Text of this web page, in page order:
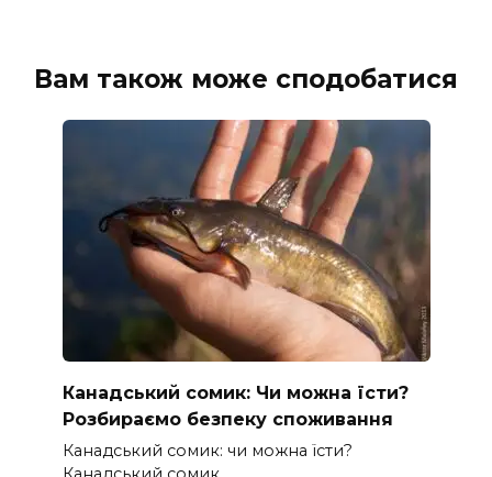
Вам також може сподобатися
Канадський сомик: Чи можна їсти?
Розбираємо безпеку споживання
Канадський сомик: чи можна їсти?